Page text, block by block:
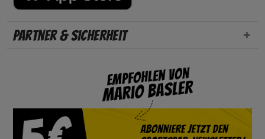
Partner & Sicherheit